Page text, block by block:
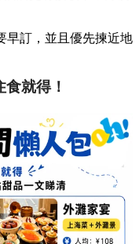
早訂，並且優先揀近地
就得！